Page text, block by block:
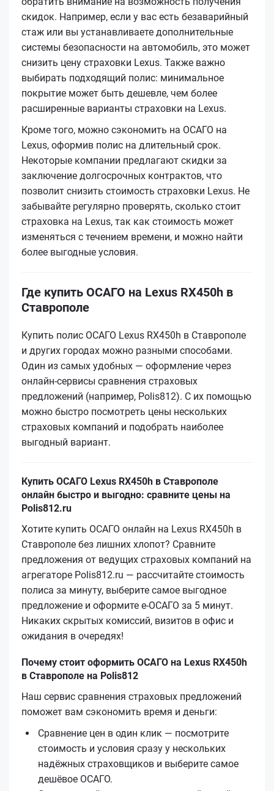
скидок. Например, если у вас есть безаварийный
стаж или вы устанавливаете дополнительные
системы безопасности на автомобиль, это может
снизить цену страховки Lexus. Также важно
выбирать подходящий полис: минимальное
покрытие может быть дешевле, чем более
расширенные варианты страховки на Lexus.
Кроме того, можно сэкономить на ОСАГО на
Lexus, оформив полис на длительный срок.
Некоторые компании предлагают скидки за
заключение долгосрочных контрактов, что
позволит снизить стоимость страховки Lexus. Не
забывайте регулярно проверять, сколько стоит
страховка на Lexus, так как стоимость может
изменяться с течением времени, и можно найти
более выгодные условия.
Где купить ОСАГО на Lexus RX450h в
Ставрополе
Купить полис ОСАГО Lexus RX450h в Ставрополе
и других городах можно разными способами.
Один из самых удобных — оформление через
онлайн-сервисы сравнения страховых
предложений (например, Polis812). С их помощью
можно быстро посмотреть цены нескольких
страховых компаний и подобрать наиболее
выгодный вариант.
Купить ОСАГО Lexus RX450h в Ставрополе
онлайн быстро и выгодно: сравните цены на
Polis812.ru
Хотите купить ОСАГО онлайн на Lexus RX450h в
Ставрополе без лишних хлопот? Сравните
предложения от ведущих страховых компаний на
агрегаторе Polis812.ru — рассчитайте стоимость
полиса за минуту, выберите самое выгодное
предложение и оформите е‑ОСАГО за 5 минут.
Никаких скрытых комиссий, визитов в офис и
ожидания в очередях!
Почему стоит оформить ОСАГО на Lexus RX450h
в Ставрополе на Polis812
Наш сервис сравнения страховых предложений
поможет вам сэкономить время и деньги:
Сравнение цен в один клик — посмотрите
стоимость и условия сразу у нескольких
надёжных страховщиков и выберите самое
дешёвое ОСАГО.